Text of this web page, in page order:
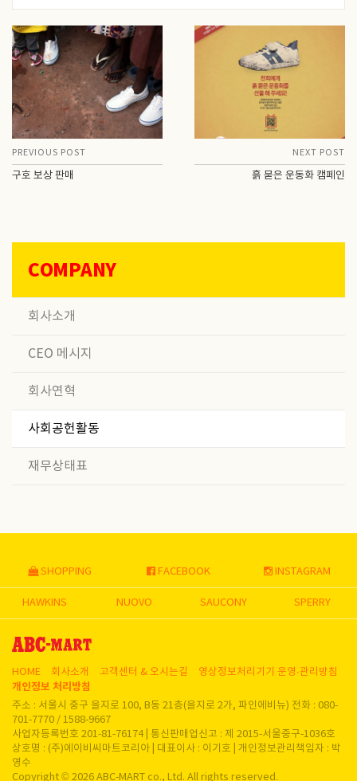
PREVIOUS POST
구호 보상 판매
NEXT POST
흙 묻은 운동화 캠페인
COMPANY
회사소개
CEO 메시지
회사연혁
사회공헌활동
재무상태표
SHOPPING FACEBOOK INSTAGRAM
HAWKINS NUOVO SAUCONY SPERRY
HOME 회사소개 고객센터 & 오시는길 영상정보처리기기 운영∙관리방침
개인정보 처리방침
주소 : 서울시 중구 을지로 100, B동 21층(을지로 2가, 파인에비뉴) 전화 : 080-
701-7770 / 1588-9667
사업자등록번호 201-81-76174 | 통신판매업신고 : 제 2015-서울중구-1036호
상호명 : (주)에이비씨마트코리아 | 대표이사 : 이기호 | 개인정보관리책임자 : 박
영수
Copyright © 2026 ABC-MART co., Ltd. All rights reserved.